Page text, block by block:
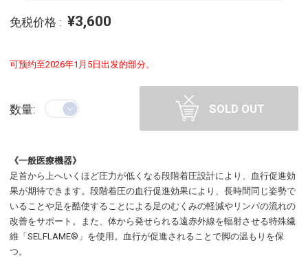
免税价格 : ¥3,600
可预约至2026年1月5日出发的部分。
数量: SOLD OUT
《一般医療機器》
足首から上へいくほど圧力が低くなる段階着圧設計により、血行促進効
果が期待できます。段階着圧の血行促進効果により、長時間同じ姿勢で
いることや足を酷使することによる足のむくみの軽減やリンパの流れの
改善をサポート。また、体から発せられる遠赤外線を輻射させる特殊繊
維「SELFLAME®︎」を使用。血行が促進されることで脚の温もりを保
つ。